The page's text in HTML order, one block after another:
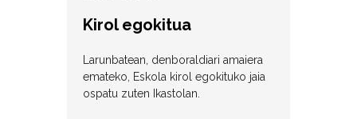
Kirol egokitua
Larunbatean, denboraldiari amaiera
emateko, Eskola kirol egokituko jaia
ospatu zuten Ikastolan.